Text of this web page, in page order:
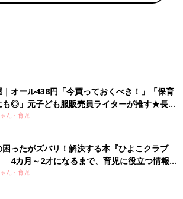
｜オール438円「今買っておくべき！」「保育
も◎」元子ども服販売員ライターが推す★長袖
5選
ん・育児
困ったがズバリ！解決する本『ひよこクラブ
4カ月～2才になるまで、育児に役立つ情報が
い！
ん・育児